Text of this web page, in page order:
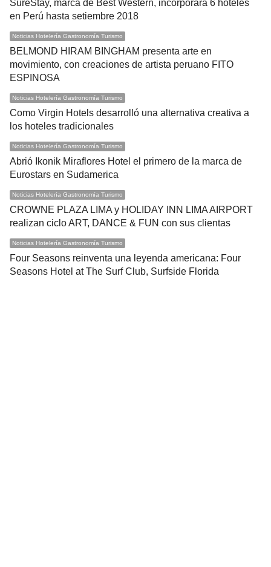
SureStay, marca de Best Western, incorporará 6 hoteles
en Perú hasta setiembre 2018
Noticias Hotelería Gastronomía Turismo
BELMOND HIRAM BINGHAM presenta arte en
movimiento, con creaciones de artista peruano FITO
ESPINOSA
Noticias Hotelería Gastronomía Turismo
Como Virgin Hotels desarrolló una alternativa creativa a
los hoteles tradicionales
Noticias Hotelería Gastronomía Turismo
Abrió Ikonik Miraflores Hotel el primero de la marca de
Eurostars en Sudamerica
Noticias Hotelería Gastronomía Turismo
CROWNE PLAZA LIMA y HOLIDAY INN LIMA AIRPORT
realizan ciclo ART, DANCE & FUN con sus clientas
Noticias Hotelería Gastronomía Turismo
Four Seasons reinventa una leyenda americana: Four
Seasons Hotel at The Surf Club, Surfside Florida